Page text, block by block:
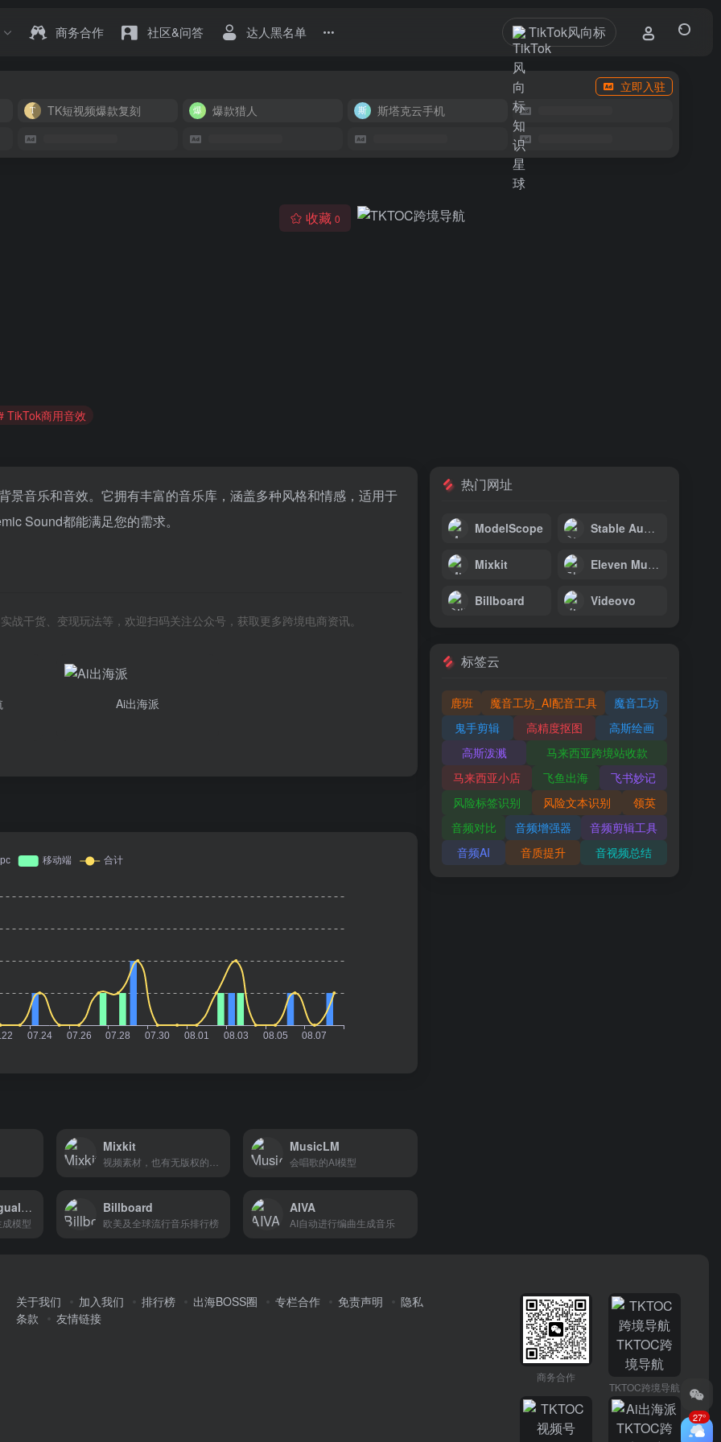
商务合作 社区&问答 达人黑名单 TikTok风向标
立即入驻
TK短视频爆款复刻
爆款猎人 斯塔克云手机
收藏 0
TikTok商用音效
音乐和音效。它拥有丰富的音乐库，涵盖多种风格和情感，适用于
Sound都能满足您的需求。
干货、变现玩法等，欢迎扫码关注公众号，获取更多跨境电商资讯。
Ai出海派
Mixkit MusicLM
会唱歌的AI模型
Eleven Multilingual v2
模型
Billboard
欧美及全球流行音乐排行榜
AIVA
AI自动进行编曲生成音乐
热门网址
ModelScope Stable Audio
Mixkit Eleven Multilingual v2
Billboard Videovo
标签云
鹿班 魔音工坊_AI配音工具
魔音工坊
鬼手剪辑
高精度抠图
高斯绘画
高斯泼溅
马来西亚跨境站收款
马来西亚小店
飞鱼出海
飞书妙记
风险标签识别
风险文本识别
领英
音频对比
音频增强器
音频剪辑工具
音频AI
音质提升 音视频总结
关于我们 加入我们 排行榜 出海BOSS圈 专栏合作 免责声明
隐私
条款
友情链接
商务合作
TKTOC跨境导航
27°